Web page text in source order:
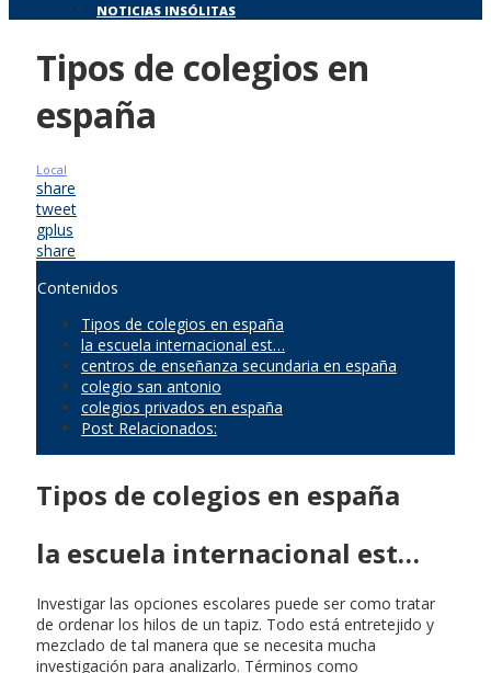
NOTICIAS INSÓLITAS
Tipos de colegios en
españa
Local
share
tweet
gplus
share
Contenidos
Tipos de colegios en españa
la escuela internacional est…
centros de enseñanza secundaria en españa
colegio san antonio
colegios privados en españa
Post Relacionados:
Tipos de colegios en españa
la escuela internacional est…
Investigar las opciones escolares puede ser como tratar
de ordenar los hilos de un tapiz. Todo está entretejido y
mezclado de tal manera que se necesita mucha
investigación para analizarlo. Términos como